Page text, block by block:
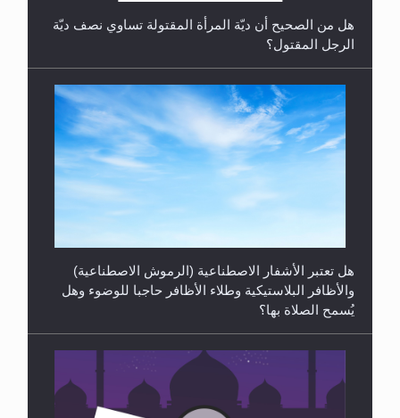
رأيٌ في لغة المسيح الموعود عليه السلام ..«3» نظرة
هل تعتبر الأشفار الاصطناعية (الرموش الاصطناعية)
والأظافر البلاستيكية وطلاء الأظافر حاجبا للوضوء وهل
يُسمح الصلاة بها؟
هل يُحسب حول الزكاة وفق السنة الميلادية أو الهجرية؟